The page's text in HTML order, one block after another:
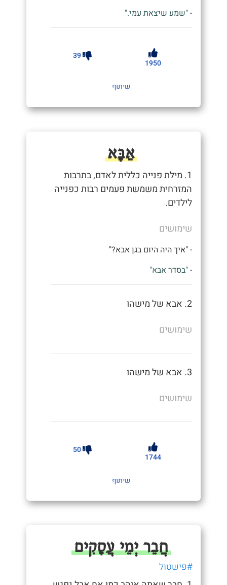
- "שמע שיצאת עמי."
1950
39
שיתוף
אַבָּא
1. מילת פנייה כללית לאדם, בתרבות
המזרחית משמשת פעמים רבות כפנייה
לילדים.
שימושים
- "איך היה היום בגן אבא?"
- "בסדר אבא"
2. אבא של מישהו
שימושים
3. אבא של מישהו
שימושים
1744
50
שיתוף
חֲבֵר יְמֵי עֲסָקִים
#פישטול